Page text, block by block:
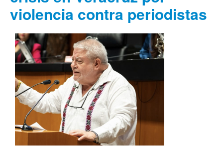
violencia contra periodistas